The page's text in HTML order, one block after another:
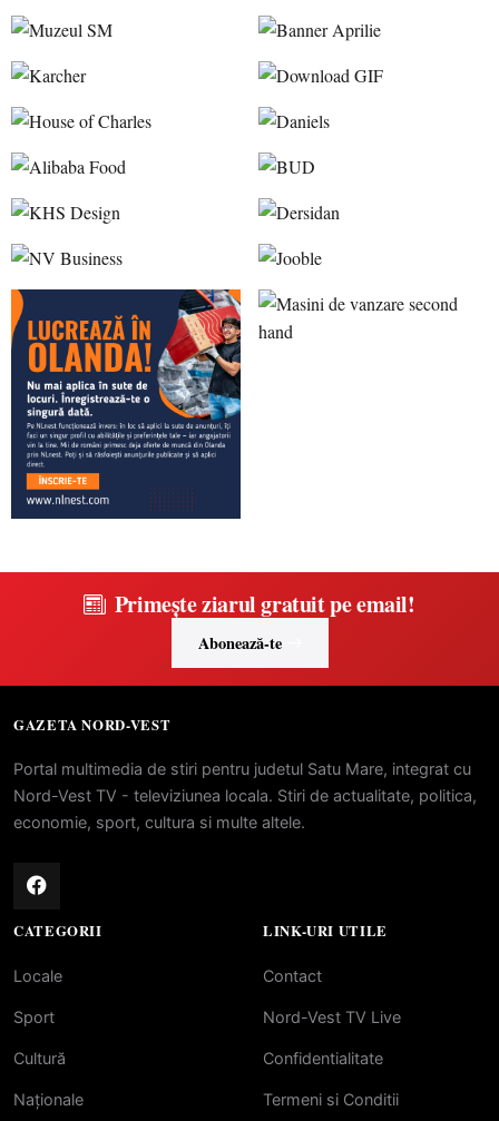
Primește ziarul gratuit pe email!
Abonează-te
GAZETA NORD-VEST
Portal multimedia de stiri pentru judetul Satu Mare, integrat cu
Nord-Vest TV - televiziunea locala. Stiri de actualitate, politica,
economie, sport, cultura si multe altele.
CATEGORII
Locale
Sport
Cultură
Naționale
LINK-URI UTILE
Contact
Nord-Vest TV Live
Confidentialitate
Termeni si Conditii